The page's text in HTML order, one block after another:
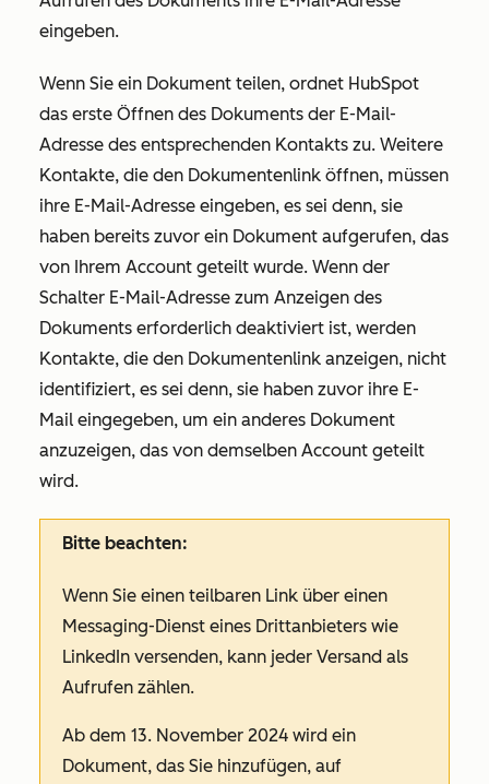
eingeben.
Wenn Sie ein Dokument teilen, ordnet HubSpot
das erste Öffnen des Dokuments der E-Mail-
Adresse des entsprechenden Kontakts zu. Weitere
Kontakte, die den Dokumentenlink öffnen, müssen
ihre E-Mail-Adresse eingeben, es sei denn, sie
haben bereits zuvor ein Dokument aufgerufen, das
von Ihrem Account geteilt wurde. Wenn der
Schalter E-Mail-Adresse zum Anzeigen des
Dokuments erforderlich deaktiviert ist, werden
Kontakte, die den Dokumentenlink anzeigen, nicht
identifiziert, es sei denn, sie haben zuvor ihre E-
Mail eingegeben, um ein anderes Dokument
anzuzeigen, das von demselben Account geteilt
wird.
Bitte beachten:
Wenn Sie einen teilbaren Link über einen
Messaging-Dienst eines Drittanbieters wie
LinkedIn versenden, kann jeder Versand als
Aufrufen zählen.
Ab dem 13. November 2024 wird ein
Dokument, das Sie hinzufügen, auf